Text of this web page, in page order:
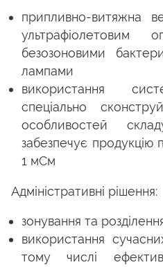
припливно-витяжна
ультрафіолетовим
безозоновими
лампами
використання
спеціально
особливостей
забезпечує продукцію
1 мСм
Адміністративні рішення:
зонування та
використання
тому числі